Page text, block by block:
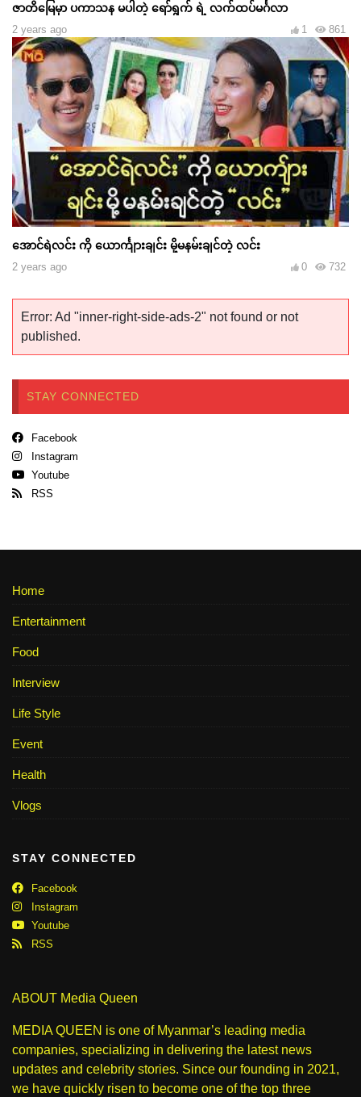
ဇာတိမြေမှာ ပကာသန မပါတဲ့ ရော်ရွက် ရဲ့ လက်ထပ်မင်္ဂလာ
2 years ago 861
1
အောင်ရဲလင်း ကို ယောင်္ကျားချင်း မို့မနမ်းချင်တဲ့ လင်း
2 years ago 732
0
Error: Ad "inner-right-side-ads-2" not found or not
published.
STAY CONNECTED
Facebook
Instagram
Youtube
RSS
Home
Entertainment
Food
Interview
Life Style
Event
Health
Vlogs
STAY CONNECTED
Facebook
Instagram
Youtube
RSS
ABOUT Media Queen
MEDIA QUEEN is one of Myanmar’s leading media
companies, specializing in delivering the latest news
updates and celebrity stories. Since our founding in 2021,
we have quickly risen to become one of the top three